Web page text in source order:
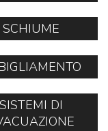
SCHIUME
SISTEMI DI